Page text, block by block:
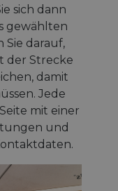
sich dann
gewählten
Sie darauf,
der Strecke
damit
Jede
mit einer
und